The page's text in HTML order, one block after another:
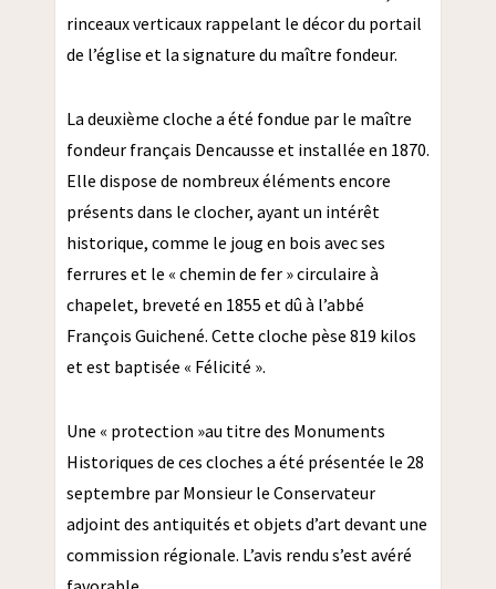
rinceaux verticaux rappelant le décor du portail
de l’église et la signature du maître fondeur.
La deuxième cloche a été fondue par le maître
fondeur français Dencausse et installée en 1870.
Elle dispose de nombreux éléments encore
présents dans le clocher, ayant un intérêt
historique, comme le joug en bois avec ses
ferrures et le « chemin de fer » circulaire à
chapelet, breveté en 1855 et dû à l’abbé
François Guichené. Cette cloche pèse 819 kilos
et est baptisée « Félicité ».
Une « protection »au titre des Monuments
Historiques de ces cloches a été présentée le 28
septembre par Monsieur le Conservateur
adjoint des antiquités et objets d’art devant une
commission régionale. L’avis rendu s’est avéré